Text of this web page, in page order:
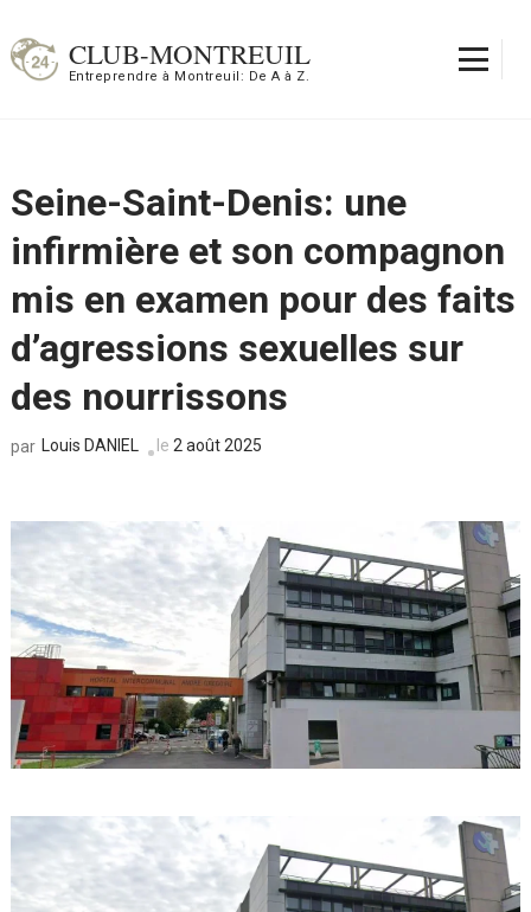
au
contenu
CLUB-MONTREUIL
Entreprendre à Montreuil: De A à Z.
Seine-Saint-Denis: une
infirmière et son compagnon
mis en examen pour des faits
d’agressions sexuelles sur
des nourrissons
par Louis DANIEL le 2 août 2025